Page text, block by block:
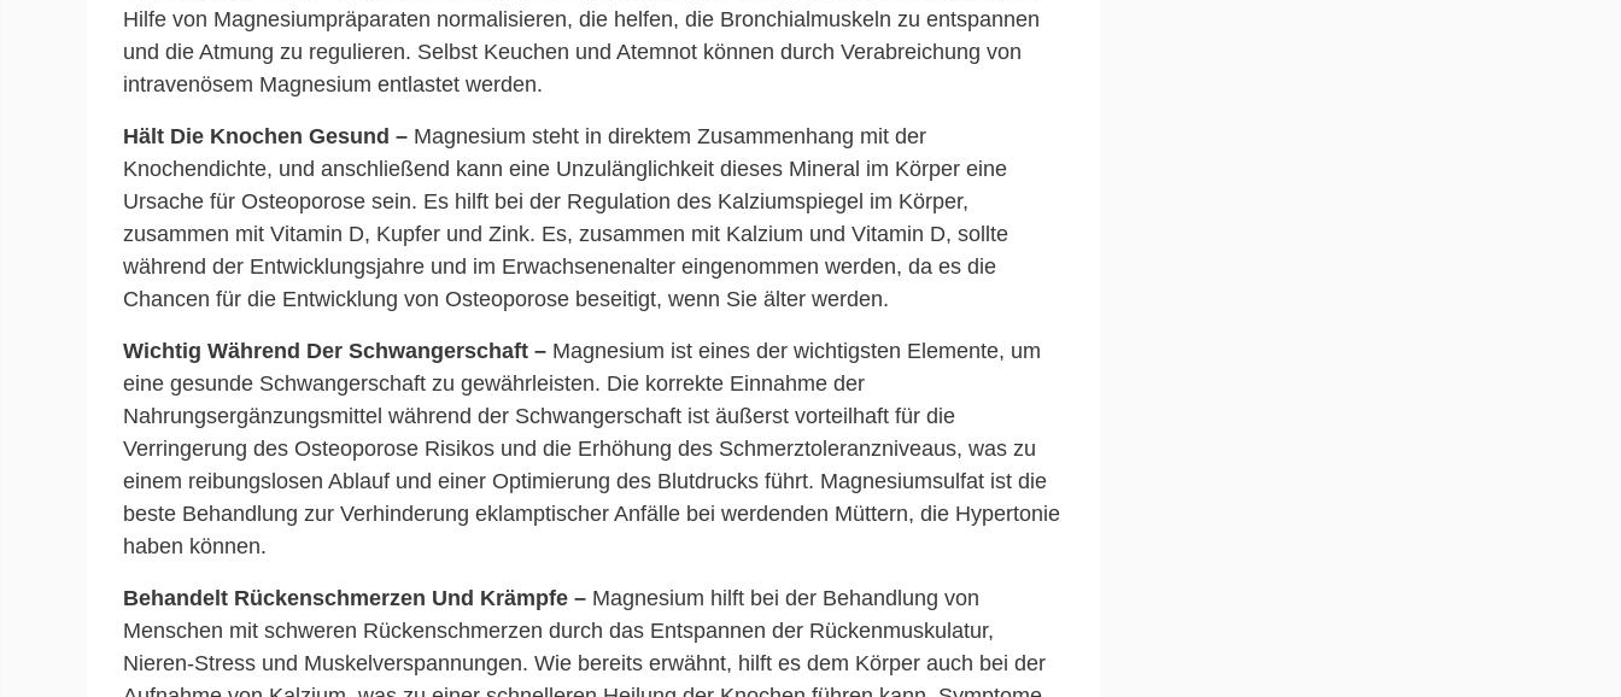
Hilfe von Magnesiumpräparaten normalisieren, die helfen, die Bronchialmuskeln zu entspannen
und die Atmung zu regulieren. Selbst Keuchen und Atemnot können durch Verabreichung von
intravenösem Magnesium entlastet werden.
Hält Die Knochen Gesund – Magnesium steht in direktem Zusammenhang mit der
Knochendichte, und anschließend kann eine Unzulänglichkeit dieses Mineral im Körper eine
Ursache für Osteoporose sein. Es hilft bei der Regulation des Kalziumspiegel im Körper,
zusammen mit Vitamin D, Kupfer und Zink. Es, zusammen mit Kalzium und Vitamin D, sollte
während der Entwicklungsjahre und im Erwachsenenalter eingenommen werden, da es die
Chancen für die Entwicklung von Osteoporose beseitigt, wenn Sie älter werden.
Wichtig Während Der Schwangerschaft – Magnesium ist eines der wichtigsten Elemente, um
eine gesunde Schwangerschaft zu gewährleisten. Die korrekte Einnahme der
Nahrungsergänzungsmittel während der Schwangerschaft ist äußerst vorteilhaft für die
Verringerung des Osteoporose Risikos und die Erhöhung des Schmerztoleranzniveaus, was zu
einem reibungslosen Ablauf und einer Optimierung des Blutdrucks führt. Magnesiumsulfat ist die
beste Behandlung zur Verhinderung eklamptischer Anfälle bei werdenden Müttern, die Hypertonie
haben können.
Behandelt Rückenschmerzen Und Krämpfe – Magnesium hilft bei der Behandlung von
Menschen mit schweren Rückenschmerzen durch das Entspannen der Rückenmuskulatur,
Nieren-Stress und Muskelverspannungen. Wie bereits erwähnt, hilft es dem Körper auch bei der